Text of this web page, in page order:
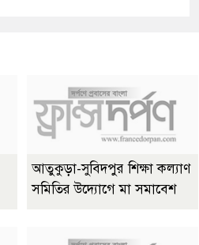
আতুকুড়া-সুবিদপুর শিক্ষা কল্যাণ
সমিতির উদ্যোগে মা সমাবেশ